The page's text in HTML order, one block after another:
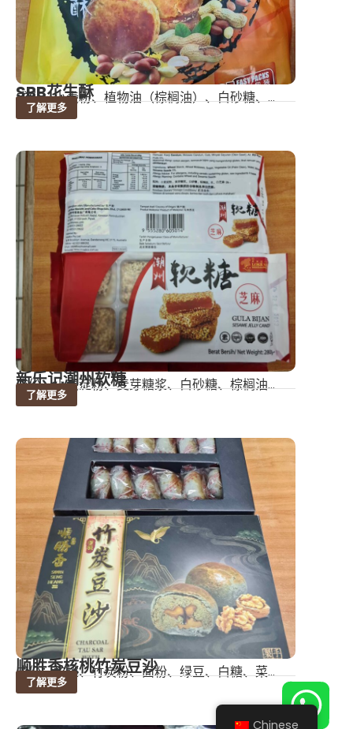
SBB花生酥
成份：小麦粉、植物油（棕榈油）、白砂糖、...
了解更多
新乐记潮州软糖
成份：小麦淀粉、麦芽糖浆、白砂糖、棕榈油...
了解更多
顺胜香核桃竹炭豆沙
成份：核桃、竹炭粉、面粉、绿豆、白糖、菜...
了解更多
Chinese